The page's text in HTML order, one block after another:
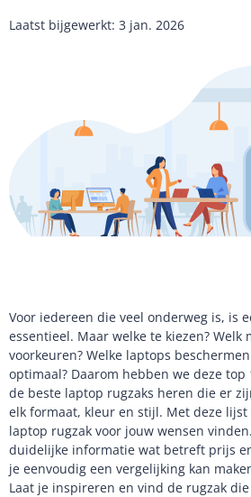
Laatst bijgewerkt: 3 jan. 2026
Voor iedereen die veel onderweg is, is
essentieel. Maar welke te kiezen? Welk
voorkeuren? Welke laptops
optimaal? Daarom hebben we deze
de beste laptop rugzaks heren die er
elk formaat, kleur en stijl. Met deze
laptop rugzak voor jouw wensen
duidelijke informatie wat betreft prijs
je eenvoudig een vergelijking kan
Laat je inspireren en vind de rugzak